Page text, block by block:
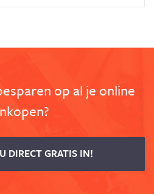
op al je online
DIRECT GRATIS IN!